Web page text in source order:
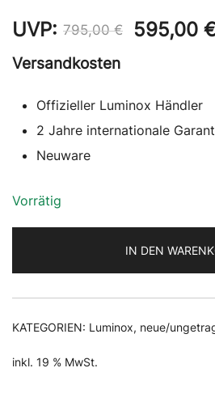
UVP: 795,00€
795,00 €
595,00
Versandkosten
Offizieller Luminox Händler
2 Jahre internationale
Neuware
Vorrätig
IN DEN
KATEGORIEN: Luminox, neue/
inkl. 19 % MwSt.